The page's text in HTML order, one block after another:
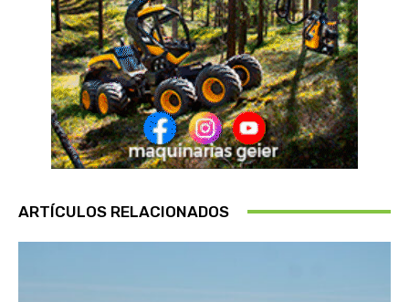
ARTÍCULOS RELACIONADOS